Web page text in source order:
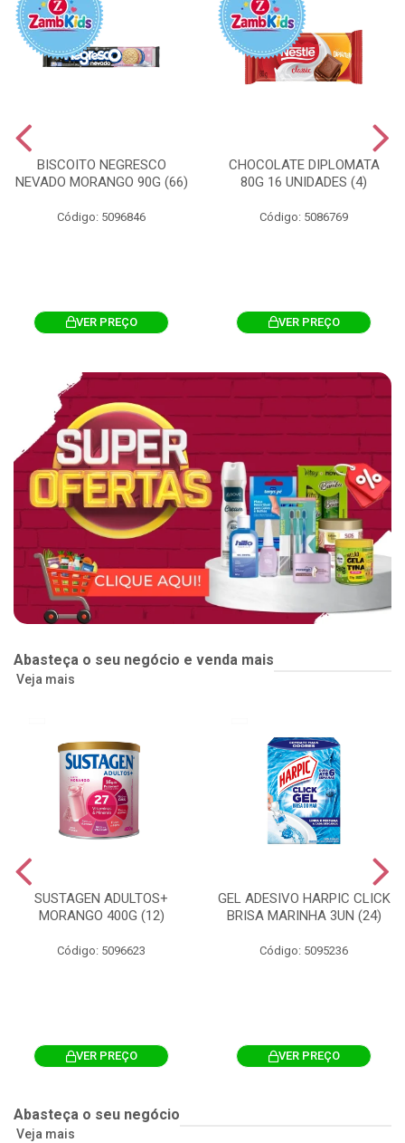
BISCOITO NEGRESCO
NEVADO MORANGO 90G (66)
Código: 5096846
VER PREÇO
CHOCOLATE DIPLOMATA
80G 16 UNIDADES (4)
Código: 5086769
VER PREÇO
Abasteça o seu negócio e venda mais
Veja mais
SUSTAGEN ADULTOS+
MORANGO 400G (12)
Código: 5096623
VER PREÇO
GEL ADESIVO HARPIC CLICK
BRISA MARINHA 3UN (24)
Código: 5095236
VER PREÇO
Abasteça o seu negócio
Veja mais